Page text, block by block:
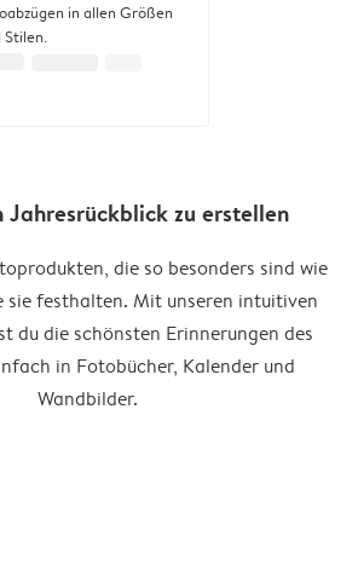
in allen Größen
Stilen.
Jahresrückblick zu erstellen
die so besonders sind wie
sie festhalten. Mit unseren intuitiven
du die schönsten Erinnerungen des
in Fotobücher, Kalender und
Wandbilder.